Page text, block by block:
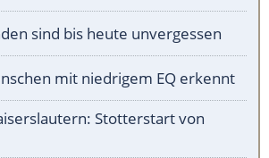
sind bis heute unvergessen
mit niedrigem EQ erkennt
Stotterstart von